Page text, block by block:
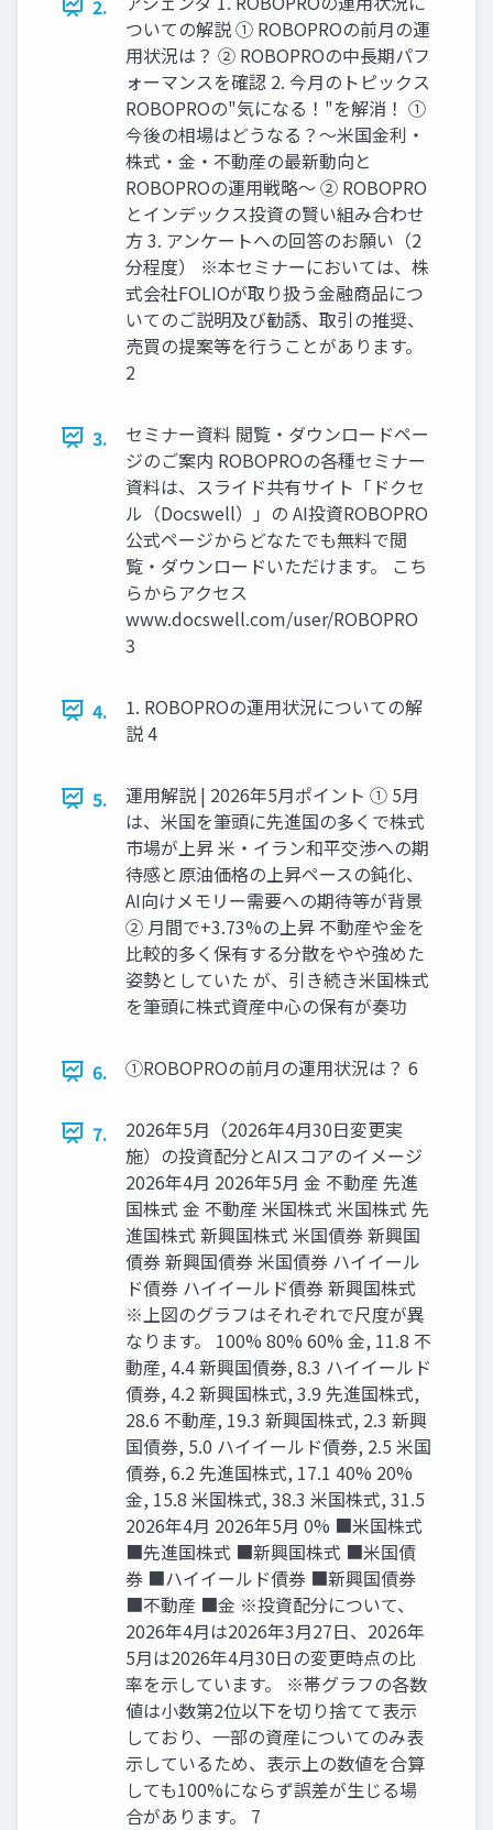
2.
ついての解説 ① ROBOPROの前月の運
用状況は？ ② ROBOPROの中長期パフ
ォーマンスを確認 2. 今月のトピックス
ROBOPROの"気になる！"を解消！ ①
今後の相場はどうなる？～米国金利・
株式・金・不動産の最新動向と
ROBOPROの運用戦略～ ② ROBOPRO
とインデックス投資の賢い組み合わせ
方 3. アンケートへの回答のお願い（2
分程度） ※本セミナーにおいては、株
式会社FOLIOが取り扱う金融商品につ
いてのご説明及び勧誘、取引の推奨、
売買の提案等を行うことがあります。
2
3.
セミナー資料 閲覧・ダウンロードペー
ジのご案内 ROBOPROの各種セミナー
資料は、スライド共有サイト「ドクセ
ル（Docswell）」の AI投資ROBOPRO
公式ページからどなたでも無料で閲
覧・ダウンロードいただけます。 こち
らからアクセス
www.docswell.com/user/ROBOPRO
3
4.
1. ROBOPROの運用状況についての解
説 4
5.
運用解説 | 2026年5月ポイント ① 5月
は、米国を筆頭に先進国の多くで株式
市場が上昇 米・イラン和平交渉への期
待感と原油価格の上昇ペースの鈍化、
AI向けメモリー需要への期待等が背景
② 月間で+3.73%の上昇 不動産や金を
比較的多く保有する分散をやや強めた
姿勢としていた が、引き続き米国株式
を筆頭に株式資産中心の保有が奏功
6. ①ROBOPROの前月の運用状況は？ 6
7.
2026年5月（2026年4月30日変更実
施）の投資配分とAIスコアのイメージ
2026年4月 2026年5月 金 不動産 先進
国株式 金 不動産 米国株式 米国株式 先
進国株式 新興国株式 米国債券 新興国
債券 新興国債券 米国債券 ハイイール
ド債券 ハイイールド債券 新興国株式
※上図のグラフはそれぞれで尺度が異
なります。 100% 80% 60% 金, 11.8 不
動産, 4.4 新興国債券, 8.3 ハイイールド
債券, 4.2 新興国株式, 3.9 先進国株式,
28.6 不動産, 19.3 新興国株式, 2.3 新興
国債券, 5.0 ハイイールド債券, 2.5 米国
債券, 6.2 先進国株式, 17.1 40% 20%
金, 15.8 米国株式, 38.3 米国株式, 31.5
2026年4月 2026年5月 0% ■米国株式
■先進国株式 ■新興国株式 ■米国債
券 ■ハイイールド債券 ■新興国債券
■不動産 ■金 ※投資配分について、
2026年4月は2026年3月27日、2026年
5月は2026年4月30日の変更時点の比
率を示しています。 ※帯グラフの各数
値は小数第2位以下を切り捨てて表示
しており、一部の資産についてのみ表
示しているため、表示上の数値を合算
しても100%にならず誤差が生じる場
合があります。 7